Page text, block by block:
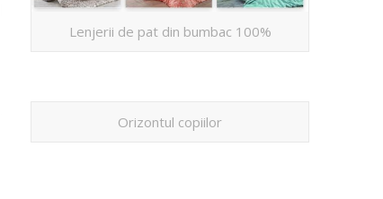
Lenjerii de pat din bumbac 100%
Orizontul copiilor